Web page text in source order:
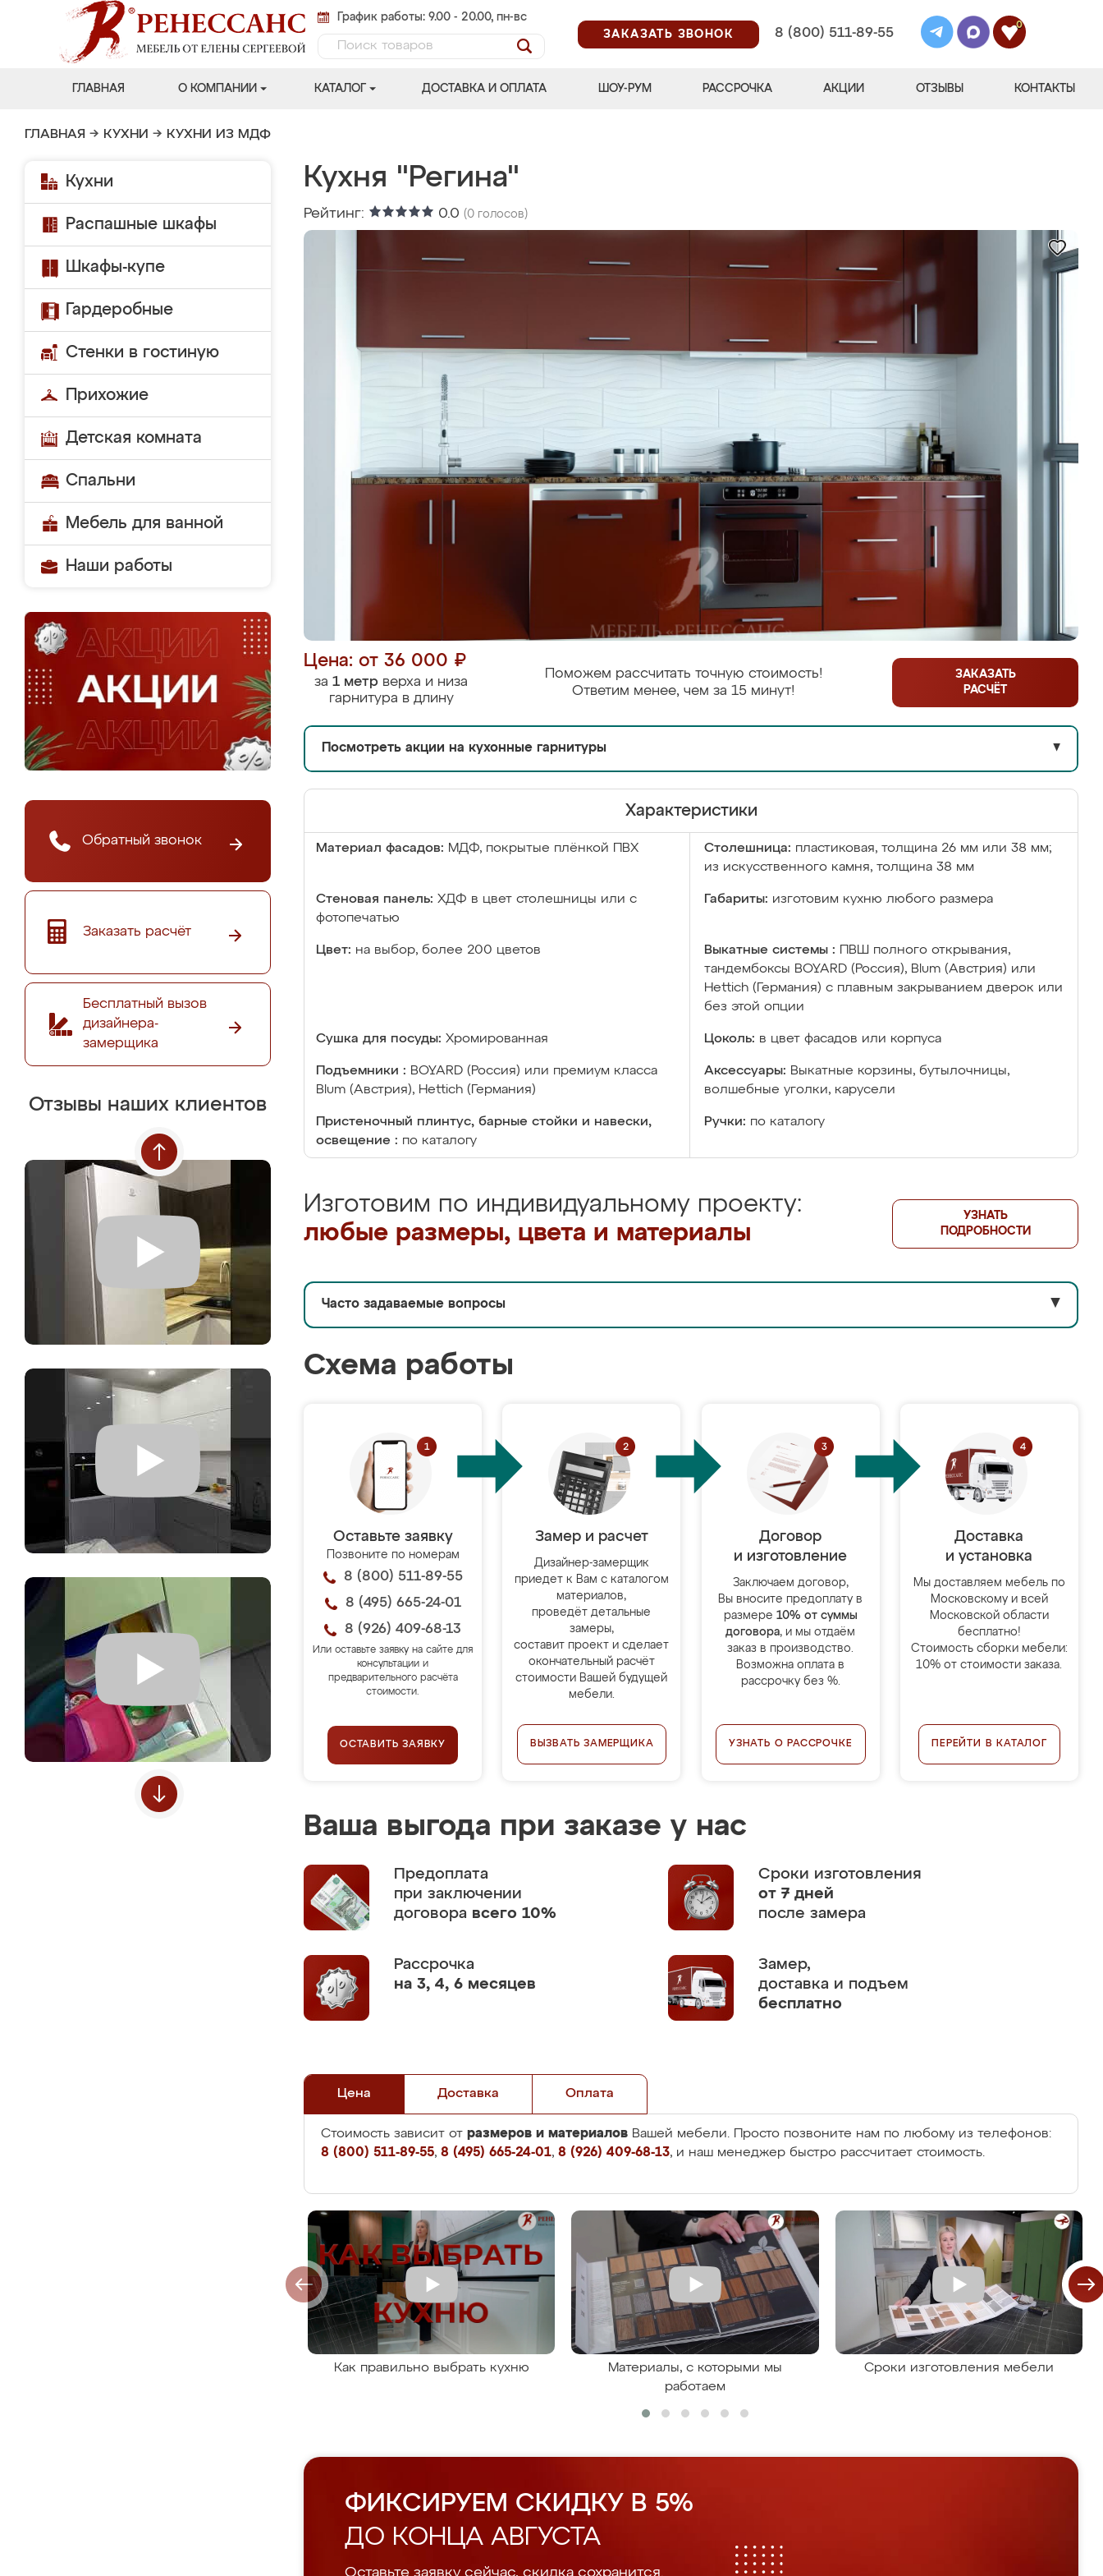
График работы: 9.00 - 20.00, пн-вс
ЗАКАЗАТЬ ЗВОНОК
8 (800) 511-89-55
0
ГЛАВНАЯ О КОМПАНИИ КАТАЛОГ ДОСТАВКА И ОПЛАТА ШОУ-РУМ РАССРОЧКА АКЦИИ ОТЗЫВЫ КОНТАКТЫ
ГЛАВНАЯ → КУХНИ → КУХНИ ИЗ МДФ
Кухни
Распашные шкафы
Шкафы-купе
Гардеробные
Стенки в гостиную
Прихожие
Детская комната
Спальни
Мебель для ванной
Наши работы
Обратный звонок
Заказать расчёт
Бесплатный вызов
дизайнера-
замерщика
Отзывы наших клиентов
Кухня "Регина"
Рейтинг: 0.0 (0 голосов)
Цена: от 36 000 ₽
за 1 метр верха и низа
гарнитура в длину
Поможем рассчитать точную стоимость!
Ответим менее, чем за 15 минут!
ЗАКАЗАТЬ
РАСЧЁТ
Посмотреть акции на кухонные гарнитуры ▼
Характеристики
Материал фасадов: МДФ, покрытые плёнкой ПВХ Столешница: пластиковая, толщина 26 мм или 38 мм;
из искусственного камня, толщина 38 мм
Стеновая панель: ХДФ в цвет столешницы или с
фотопечатью
Габариты: изготовим кухню любого размера
Цвет: на выбор, более 200 цветов Выкатные системы :
ПВШ полного открывания,
тандембоксы BOYARD (Россия), Blum (Австрия) или
Hettich (Германия) с плавным закрыванием дверок или
без этой опции
Сушка для посуды: Хромированная Цоколь: в цвет фасадов или корпуса
Подъемники : BOYARD (Россия) или премиум класса
Blum (Австрия), Hettich (Германия)
Аксессуары: Выкатные корзины, бутылочницы,
волшебные уголки, карусели
Пристеночный плинтус, барные стойки и навески,
освещение : по каталогу
Ручки: по каталогу
Изготовим по индивидуальному проекту:
любые размеры, цвета и материалы
УЗНАТЬ
ПОДРОБНОСТИ
Часто задаваемые вопросы ▼
Схема работы
Оставьте заявку
Позвоните по номерам
8 (800) 511-89-55
8 (495) 665-24-01
8 (926) 409-68-13
Или оставьте заявку на сайте для
консультации и
предварительного расчёта
стоимости.
ОСТАВИТЬ ЗАЯВКУ
Замер и расчет
Дизайнер-замерщик
приедет к Вам с каталогом
материалов,
проведёт детальные
замеры,
составит проект и сделает
окончательный расчёт
стоимости Вашей будущей
мебели.
ВЫЗВАТЬ ЗАМЕРЩИКА
Договор
и изготовление
Заключаем договор,
Вы вносите предоплату в
размере 10% от суммы
договора, и мы отдаём
заказ в производство.
Возможна оплата в
рассрочку без %.
УЗНАТЬ О РАССРОЧКЕ
Доставка
и установка
Мы доставляем мебель по
Московскому и всей
Московской области
бесплатно!
Стоимость сборки мебели:
10% от стоимости заказа.
ПЕРЕЙТИ В КАТАЛОГ
Ваша выгода при заказе у нас
Предоплата
при заключении
договора всего 10%
Сроки изготовления
от 7 дней
после замера
Рассрочка
на 3, 4, 6 месяцев
Замер,
доставка и подъем
бесплатно
Цена Доставка Оплата
Стоимость зависит от размеров и материалов Вашей мебели. Просто позвоните нам по любому из телефонов:
8 (800) 511-89-55, 8 (495) 665-24-01, 8 (926) 409-68-13, и наш менеджер быстро рассчитает стоимость.
Как правильно выбрать кухню
Материалы, с которыми мы
работаем
Сроки изготовления мебели
ФИКСИРУЕМ СКИДКУ В 5%
ДО КОНЦА АВГУСТА
Оставьте заявку сейчас, скидка сохранится.